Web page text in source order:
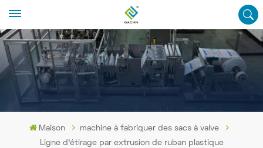
Maison
machine à fabriquer des sacs à valve
Ligne d'étirage par extrusion de ruban plastique